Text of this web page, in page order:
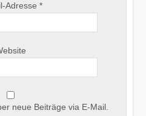
Adresse *
neue Beiträge via E-Mail.